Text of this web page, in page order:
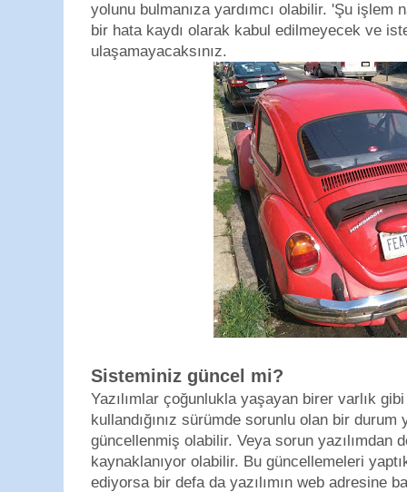
yolunu bulmanıza yardımcı olabilir. 'Şu işlem
bir hata kaydı olarak kabul edilmeyecek ve
ulaşamayacaksınız.
Sisteminiz güncel mi?
Yazılımlar çoğunlukla yaşayan birer varlık
kullandığınız sürümde sorunlu olan bir durum
güncellenmiş olabilir. Veya sorun yazılımdan
kaynaklanıyor olabilir. Bu güncellemeleri
ediyorsa bir defa da yazılımın web adresine